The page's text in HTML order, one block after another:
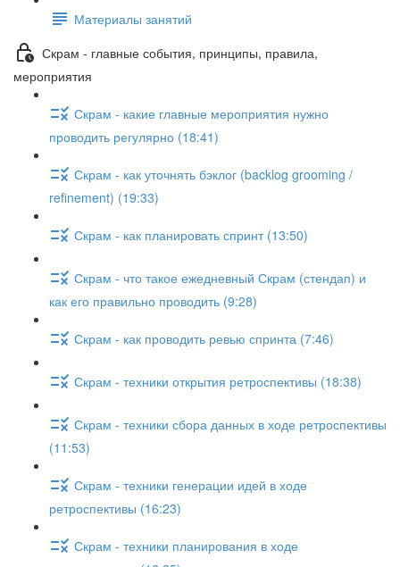
Материалы занятий
Скрам - главные события, принципы, правила,
мероприятия
Скрам - какие главные мероприятия нужно
проводить регулярно (18:41)
Скрам - как уточнять бэклог (backlog grooming /
refinement) (19:33)
Скрам - как планировать спринт (13:50)
Скрам - что такое ежедневный Скрам (стендап) и
как его правильно проводить (9:28)
Скрам - как проводить ревью спринта (7:46)
Скрам - техники открытия ретроспективы (18:38)
Скрам - техники сбора данных в ходе ретроспективы
(11:53)
Скрам - техники генерации идей в ходе
ретроспективы (16:23)
Скрам - техники планирования в ходе